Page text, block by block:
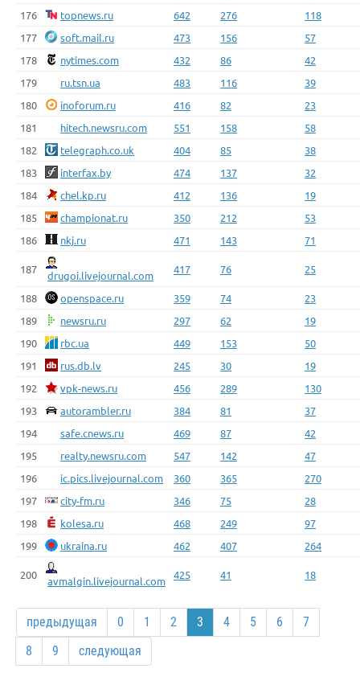
176
topnews.ru 642 276
118
177
soft.mail.ru 473 156
57
178
nytimes.com 432 86
42
179
ru.tsn.ua 483 116
39
180
inoforum.ru 416 82
23
181
hitech.newsru.com 551 158
58
182
telegraph.co.uk 404 85
38
183
interfax.by 474 137
32
184
chel.kp.ru 412 136
19
185
championat.ru 350 212
53
186
nkj.ru 471 143 71
187 drugoi.livejournal.com 417 76 25
188 openspace.ru 359 74
23
189
newsru.ru 297 62
19
190
rbc.ua 449 153
50
191
rus.db.lv 245 30
19
192
vpk-news.ru 456 289
130
193
autorambler.ru 384 81
37
194
safe.cnews.ru 469 87
42
195
realty.newsru.com 547 142
47
196
ic.pics.livejournal.com 360 365
270
197
city-fm.ru 346 75
28
198
kolesa.ru 468 249
97
199
ukraina.ru 462 407 264
200 avmalgin.livejournal.com 425 41 18
предыдущая 0 1 2 3 4 5 6
7
8
9 следующая